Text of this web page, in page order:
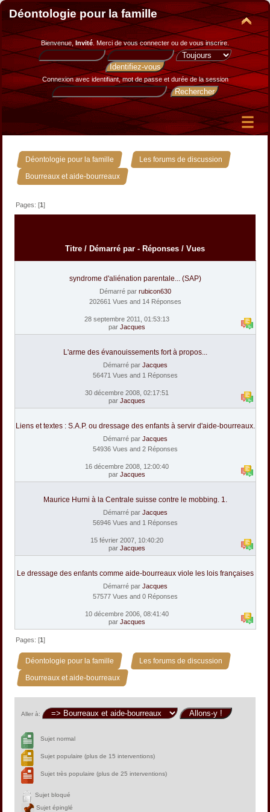
Déontologie pour la famille
Bienvenue, Invité. Merci devous connecter ou de vous inscrire.
Connexion avec identifiant, mot de passe et durée de la session
Déontologie pour la famille » Les forums de discussion »
Bourreaux et aide-bourreaux
Pages: [1]
Titre / Démarré par - Réponses / Vues
syndrome d'aliénation parentale... (SAP)
Démarré par rubicon630
202661 Vues and 14 Réponses
28 septembre 2011, 01:53:13
par Jacques
L'arme des évanouissements fort à propos...
Démarré par Jacques
56471 Vues and 1 Réponses
30 décembre 2008, 02:17:51
par Jacques
Liens et textes : S.A.P. ou dressage des enfants à servir d'aide-bourreaux.
Démarré par Jacques
54936 Vues and 2 Réponses
16 décembre 2008, 12:00:40
par Jacques
Maurice Hurni à la Centrale suisse contre le mobbing. 1.
Démarré par Jacques
56946 Vues and 1 Réponses
15 février 2007, 10:40:20
par Jacques
Le dressage des enfants comme aide-bourreaux viole les lois françaises
Démarré par Jacques
57577 Vues and 0 Réponses
10 décembre 2006, 08:41:40
par Jacques
Pages: [1]
Déontologie pour la famille » Les forums de discussion »
Bourreaux et aide-bourreaux
Aller à:
Sujet normal
Sujet populaire (plus de 15 interventions)
Sujet très populaire (plus de 25 interventions)
Sujet bloqué
Sujet épinglé